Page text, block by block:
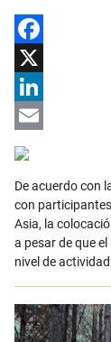
Facebook
X
LinkedIn
Email
De acuerdo con
con
Asia, la
a pesar de que
nivel de